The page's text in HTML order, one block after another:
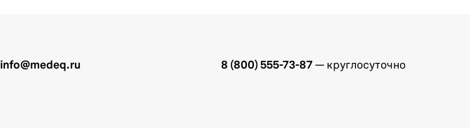
info@medeq.ru 8 (800) 555-73-87 — круглосуточно